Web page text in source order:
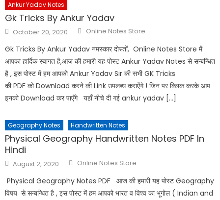
Ankur Yadav Notes
Gk Tricks By Ankur Yadav
October 20, 2020 Online Notes Store
Gk Tricks By Ankur Yadav नमस्कार दोस्तों, Online Notes Store में
आपका हार्दिक स्वागत है,आज की हमारी यह पोस्ट Ankur Yadav Notes से सन्बन्धित
है , इस पोस्ट में हम आपको Ankur Yadav Sir की सभी GK Tricks
की PDF को Download करने की Link उपलब्ध कराऐंगे ! जिन पर क्लिक करके आप
इनको Download कर पाएँगे यहाँ नीचे दी गई ankur yadav […]
Geography Notes Handwritten Notes
Physical Geography Handwritten Notes PDF In
Hindi
August 2, 2020 Online Notes Store
Physical Geography Notes PDF आज की हमारी यह पोस्ट Geography
विषय से सन्बन्धित है , इस पोस्ट में हम आपको भारत व विश्व का भूगोल ( Indian and